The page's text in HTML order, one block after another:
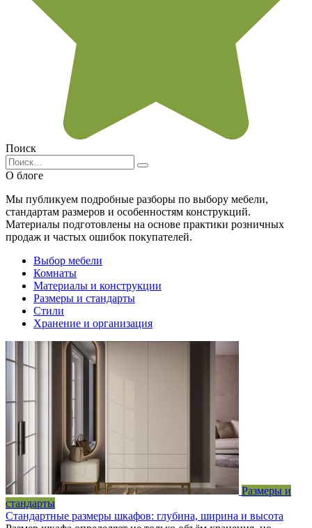
Поиск
Search
for:
О блоге
Мы публикуем подробные разборы по выбору мебели,
стандартам размеров и особенностям конструкций.
Материалы подготовлены на основе практики розничных
продаж и частых ошибок покупателей.
Выбор мебели
Комнаты
Материалы и конструкции
Размеры и стандарты
Стили
Хранение и организация
Размеры и
стандарты
Стандартные размеры шкафов: глубина, ширина и высота